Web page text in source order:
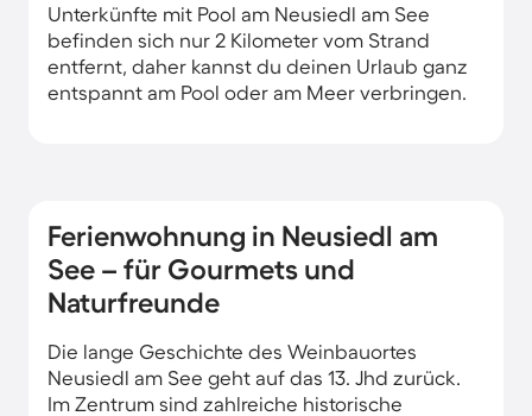
Unterkünfte mit Pool am Neusiedl am See
befinden sich nur 2 Kilometer vom Strand
entfernt, daher kannst du deinen Urlaub ganz
entspannt am Pool oder am Meer verbringen.
Ferienwohnung in Neusiedl am
See – für Gourmets und
Naturfreunde
Die lange Geschichte des Weinbauortes
Neusiedl am See geht auf das 13. Jhd zurück.
Im Zentrum sind zahlreiche historische